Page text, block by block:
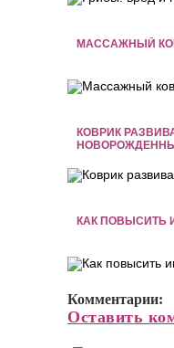
МАССАЖНЫЙ
КОВРИК
КАК ПОВЫСИТЬ
Комментарии:
Оставить